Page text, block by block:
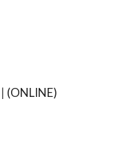
| (ONLINE)